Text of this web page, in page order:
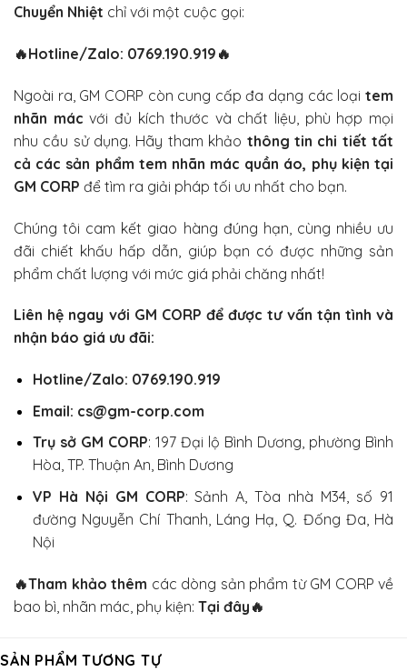
Chuyển Nhiệt chỉ với một cuộc gọi:
🔥Hotline/Zalo: 0769.190.919 🔥
Ngoài ra, GM CORP còn cung cấp đa dạng các loại tem
nhãn mác với đủ kích thước và chất liệu, phù hợp mọi
nhu cầu sử dụng. Hãy tham khảo thông tin chi tiết tất
cả các sản phẩm tem nhãn mác quần áo, phụ kiện tại
GM CORP để tìm ra giải pháp tối ưu nhất cho bạn.
Chúng tôi cam kết giao hàng đúng hạn, cùng nhiều ưu
đãi chiết khấu hấp dẫn, giúp bạn có được những sản
phẩm chất lượng với mức giá phải chăng nhất!
Liên hệ ngay với GM CORP để được tư vấn tận tình và
nhận báo giá ưu đãi:
Hotline/Zalo: 0769.190.919
Email: cs@gm-corp.com
Trụ sở GM CORP: 197 Đại lộ Bình Dương, phường Bình
Hòa, TP. Thuận An, Bình Dương
VP Hà Nội GM CORP:Sảnh A, Tòa nhà M34, số 91
đường Nguyễn Chí Thanh, Láng Hạ, Q. Đống Đa, Hà
Nội
🔥Tham khảo thêm các dòng sản phẩm từ GM CORP về
bao bì, nhãn mác, phụ kiện: Tại đây 🔥
SẢN PHẨM TƯƠNG TỰ